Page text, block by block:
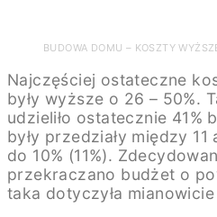
BUDOWA DOMU – KOSZTY
Najczęściej ostateczne
były wyższe o 26 – 50%.
udzieliło ostatecznie 41%
były przedziały między
do 10% (11%).
przekraczano budżet o
taka dotyczyła